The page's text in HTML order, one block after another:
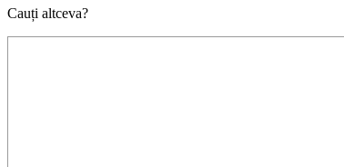
Cauți altceva?